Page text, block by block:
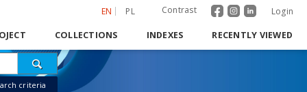
EN PL Contrast Login
COLLECTIONS INDEXES RECENTLY VIEWED
criteria